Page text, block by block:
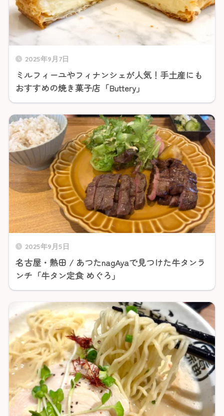
2025年9月7日
ミルフィーユやフィナンシェが人気！手土産にも
おすすめの焼き菓子店「Buttery」
2025年9月5日
名古屋・熱田 / あつたnagAyaで見つけた牛タンラ
ンチ「牛タン定食 めぐろ」